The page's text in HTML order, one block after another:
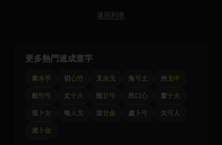
返回列表
更多熱門速成查字
韋木手 切心竹 叉 水戈 角弓土 州 戈中
航竹弓 丈十大 瓶廿弓 民口心 窗十大
巡 卜女 每人戈 並廿金 處 卜弓 欠弓人
述 卜金